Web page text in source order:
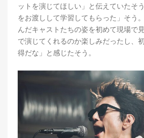
ットを演じてほしい」と伝えていたそ
をお渡しして学習してもらった」そう
んだキャストたちの姿を初めて現場で
で演じてくれるのか楽しみだったし、
得だな」と感じたそう。